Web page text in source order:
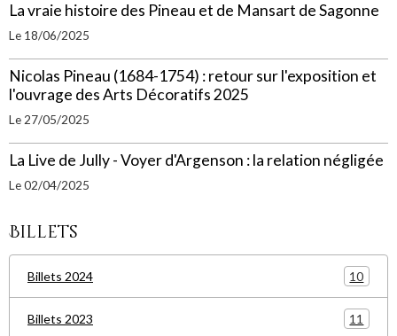
La vraie histoire des Pineau et de Mansart de Sagonne
Le 18/06/2025
Nicolas Pineau (1684-1754) : retour sur l'exposition et
l'ouvrage des Arts Décoratifs 2025
Le 27/05/2025
La Live de Jully - Voyer d'Argenson : la relation négligée
Le 02/04/2025
Billets
Billets 2024 10
Billets 2023 11